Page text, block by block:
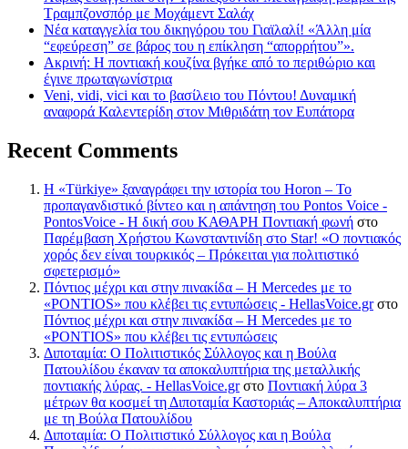
Τραμπζονσπόρ με Μοχάμεντ Σαλάχ
Νέα καταγγελία του δικηγόρου του Γιαϊλαλί! «Άλλη μία
“εφεύρεση” σε βάρος του η επίκληση “απορρήτου”».
Ακρινή: Η ποντιακή κουζίνα βγήκε από το περιθώριο και
έγινε πρωταγωνίστρια
Veni, vidi, vici και το βασίλειο του Πόντου! Δυναμική
αναφορά Καλεντερίδη στον Μιθριδάτη τον Ευπάτορα
Recent Comments
Η «Türkiye» ξαναγράφει την ιστορία του Horon – Το
προπαγανδιστικό βίντεο και η απάντηση του Pontos Voice -
PontosVoice - H δική σου ΚΑΘΑΡΗ Ποντιακή φωνή στο
Παρέμβαση Χρήστου Κωνσταντινίδη στο Star! «Ο ποντιακός
χορός δεν είναι τουρκικός – Πρόκειται για πολιτιστικό
σφετερισμό»
Πόντιος μέχρι και στην πινακίδα – Η Mercedes με το
«PONTIOS» που κλέβει τις εντυπώσεις - HellasVoice.grστο
Πόντιος μέχρι και στην πινακίδα – Η Mercedes με το
«PONTIOS» που κλέβει τις εντυπώσεις
Διποταμία: Ο Πολιτιστικός Σύλλογος και η Βούλα
Πατουλίδου έκαναν τα αποκαλυπτήρια της μεταλλικής
ποντιακής λύρας. - HellasVoice.grστο Ποντιακή λύρα 3
μέτρων θα κοσμεί τη Διποταμία Καστοριάς – Αποκαλυπτήρια
με τη Βούλα Πατουλίδου
Διποταμία: Ο Πολιτιστικό Σύλλογος και η Βούλα